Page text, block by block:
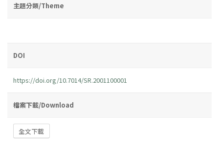
主題分類/Theme
DOI
https://doi.org/10.7014/SR.2001100001
檔案下載/Download
全文下載